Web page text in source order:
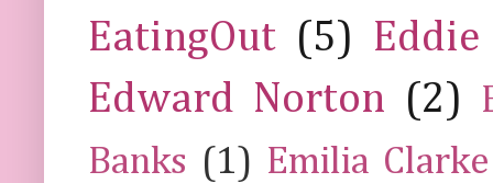
EatingOut (5) Eddie
Edward Norton (2)
Banks (1) Emilia Clarke